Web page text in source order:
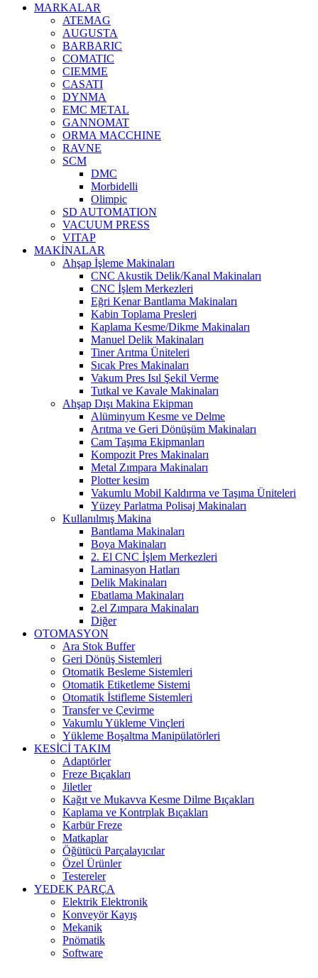
MARKALAR
ATEMAG
AUGUSTA
BARBARIC
COMATIC
CIEMME
CASATI
DYNMA
EMC METAL
GANNOMAT
ORMA MACCHINE
RAVNE
SCM
DMC
Morbidelli
Olimpic
SD AUTOMATION
VACUUM PRESS
VITAP
MAKİNALAR
Ahşap İşleme Makinaları
CNC Akustik Delik/Kanal Makinaları
CNC İşlem Merkezleri
Eğri Kenar Bantlama Makinaları
Kabin Toplama Presleri
Kaplama Kesme/Dikme Makinaları
Manuel Delik Makinaları
Tiner Arıtma Üniteleri
Sıcak Pres Makinaları
Vakum Pres Isıl Şekil Verme
Tutkal ve Kavale Makinaları
Ahşap Dışı Makina Ekipman
Alüminyum Kesme ve Delme
Arıtma ve Geri Dönüşüm Makinaları
Cam Taşıma Ekipmanları
Kompozit Pres Makinaları
Metal Zımpara Makinaları
Plotter kesim
Vakumlu Mobil Kaldırma ve Taşıma Üniteleri
Yüzey Parlatma Polisaj Makinaları
Kullanılmış Makina
Bantlama Makinaları
Boya Makinaları
2. El CNC İşlem Merkezleri
Laminasyon Hatları
Delik Makinaları
Ebatlama Makinaları
2.el Zımpara Makinaları
Diğer
OTOMASYON
Ara Stok Buffer
Geri Dönüş Sistemleri
Otomatik Besleme Sistemleri
Otomatik Etiketleme Sistemi
Otomatik İstifleme Sistemleri
Transfer ve Çevirme
Vakumlu Yükleme Vinçleri
Yükleme Boşaltma Manipülatörleri
KESİCİ TAKIM
Adaptörler
Freze Bıçakları
Jiletler
Kağıt ve Mukavva Kesme Dilme Bıçakları
Kaplama ve Kontrplak Bıçakları
Karbür Freze
Matkaplar
Öğütücü Parçalayıcılar
Özel Ürünler
Testereler
YEDEK PARÇA
Elektrik Elektronik
Konveyör Kayış
Mekanik
Pnömatik
Software